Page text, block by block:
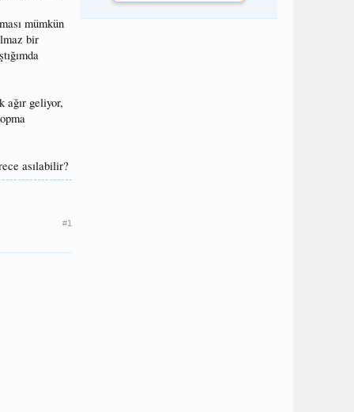
mümkün
bir
ağır geliyor,
asılabilir?
#1